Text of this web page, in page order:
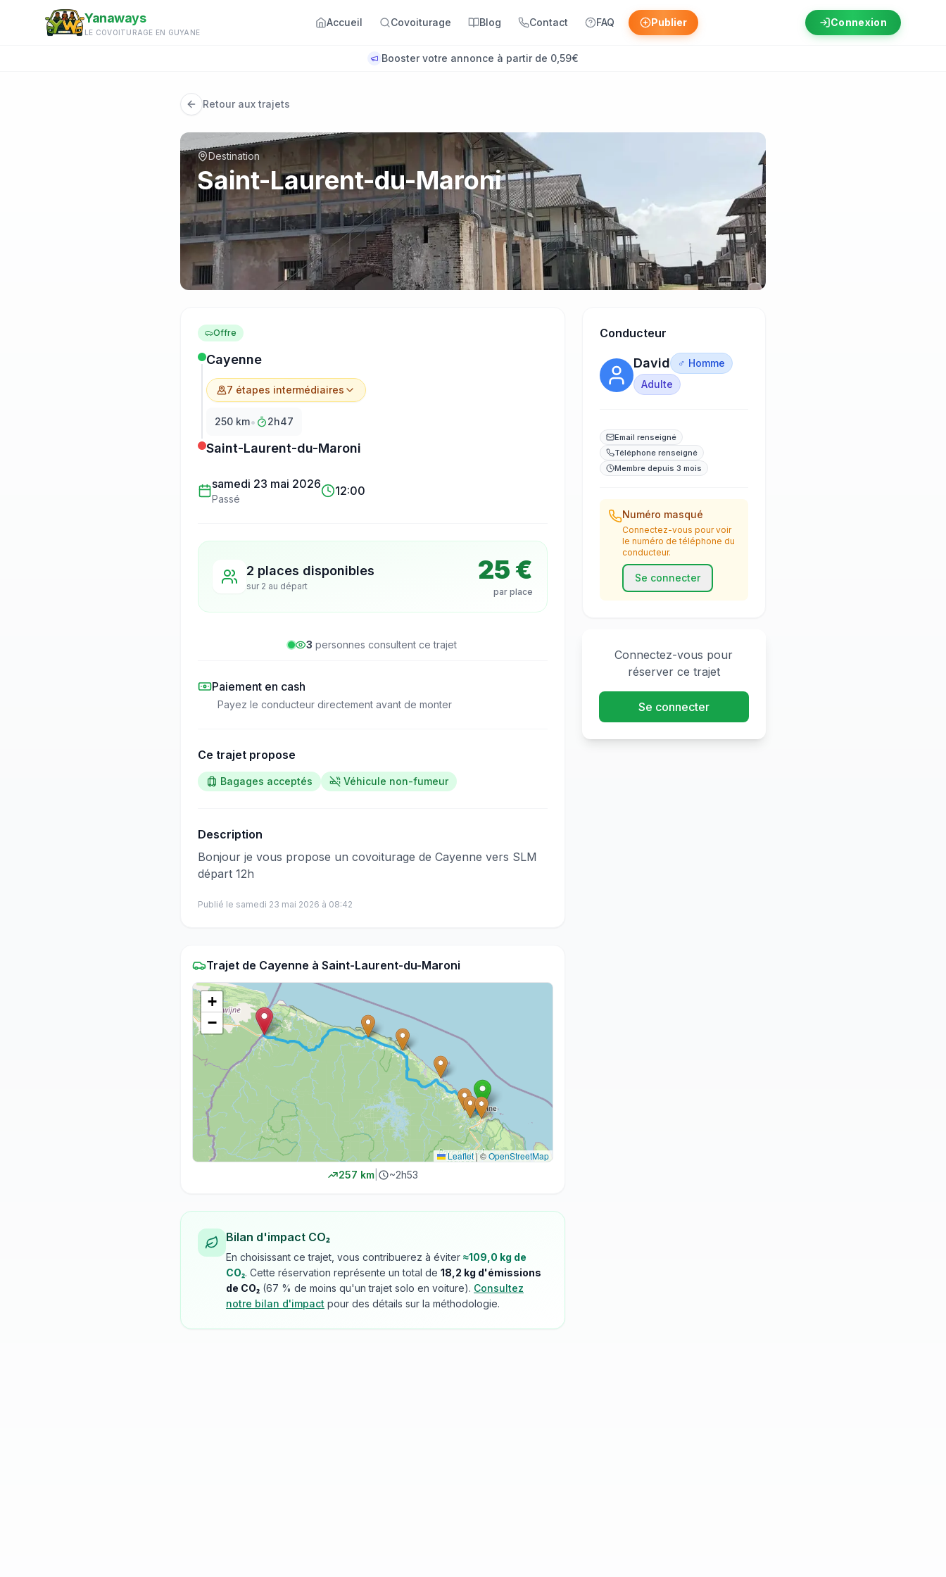
Aller au contenu principal
Yanaways
LE COVOITURAGE EN GUYANE
Accueil Covoiturage Blog Contact FAQ Publier Connexion
Booster votre annonce à partir de 0,59€
Retour aux trajets
Destination
Saint-Laurent-du-Maroni
Offre
Cayenne
7 étapes intermédiaires
250 km• 2h47
Saint-Laurent-du-Maroni
samedi 23 mai 2026
Passé
12:00
2 places disponibles
sur 2 au départ
25 €
par place
3 personnes consultent ce trajet
Paiement en cash
Payez le conducteur directement avant de monter
Ce trajet propose
Bagages acceptés Véhicule non-fumeur
Description
​‌​‍​‌‌​​​‌‌​‌‌​‌‌​‌​‌‌‌​​​​​‌‌​‌​​‌​‌‌​​​​‌​​‌‌​‌​​​‌‌​‌​‌‌​‌‌​​​‌​​​‌‌​‌​​​​‌‌​​​​​​‌‌​​​​​​‌‌​​​‌​‌‌​​​​‌​‌‌‌​​‌‌​‌‌​​​‌​​​‌‌​‌​‌​​‌‌‌​​​​​‌‌​​​​​‌‌​‌‌​‌​‌‌‌​​‌​​‌‌​​‌​‌​​‌‌​‌​‌​‌‌‌​​​‌​​‌‌‌​​​​‌‌​​‌‌​‍Bonjour je vous propose un covoiturage de Cayenne vers SLM
départ 12h
Publié le samedi 23 mai 2026 à 08:42
Trajet de Cayenne à Saint-Laurent-du-Maroni
+
−
Leaflet|©OpenStreetMap
257 km| ~2h53
Bilan d'impact CO₂
En choisissant ce trajet, vous contribuerez à éviter ≈109,0 kg de
CO₂. Cette réservation représente un total de 18,2 kg d'émissions
de CO₂ (67 % de moins qu'un trajet solo en voiture). Consultez
notre bilan d'impact pour des détails sur la méthodologie.
Conducteur
David
♂ Homme
Adulte
Email renseigné
Téléphone renseigné
Membre depuis 3 mois
Numéro masqué
Connectez-vous pour voir
le numéro de téléphone du
conducteur.
Se connecter
Connectez-vous pour
réserver ce trajet
Se connecter